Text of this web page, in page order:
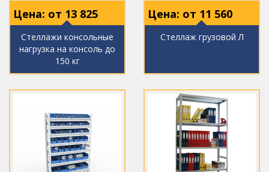
Цена: от 13 825
Стеллажи консольные
нагрузка на консоль до
150 кг
Цена: от 11 560
Стеллаж грузовой Л